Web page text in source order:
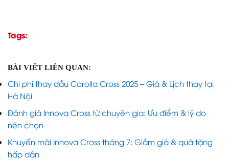
Tags:
BÀI VIẾT LIÊN QUAN:
Chi phí thay dầu Corolla Cross 2025 – Giá & Lịch thay tại
Hà Nội
Đánh giá Innova Cross từ chuyên gia: Ưu điểm & lý do
nên chọn
Khuyến mãi Innova Cross tháng 7: Giảm giá & quà tặng
hấp dẫn